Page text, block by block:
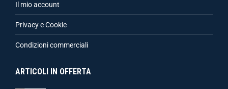
Il mio account
Privacy e Cookie
Condizioni commerciali
ARTICOLI IN OFFERTA